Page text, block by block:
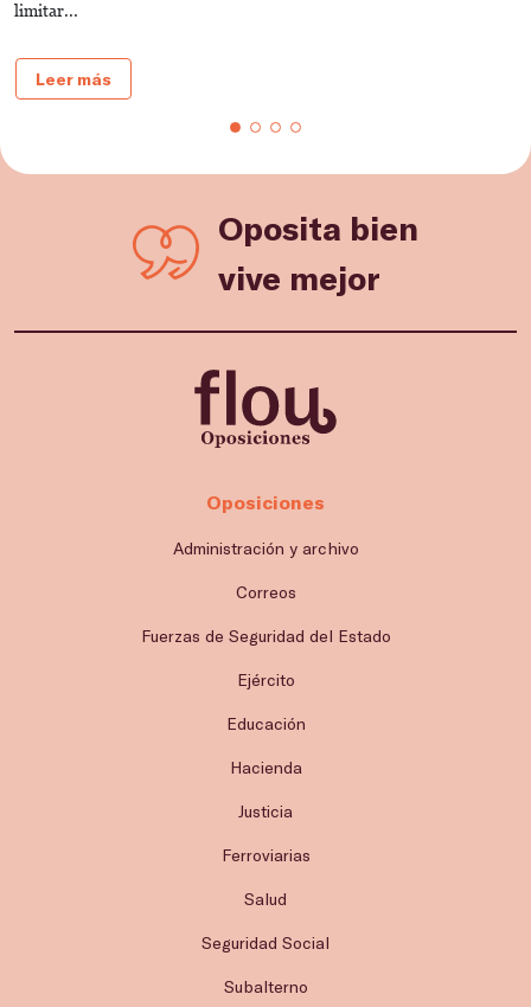
limitar...
Leer más
Oposita bien
vive mejor
Oposiciones
Administración y archivo
Correos
Fuerzas de Seguridad del Estado
Ejército
Educación
Hacienda
Justicia
Ferroviarias
Salud
Seguridad Social
Subalterno